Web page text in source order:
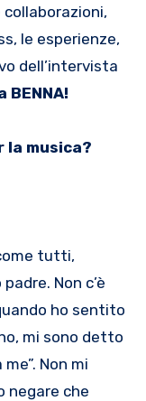
le esperienze,
dell’intervista
BENNA!
la musica?
tutti,
Non c’è
ho sentito
mi sono detto
Non mi
negare che